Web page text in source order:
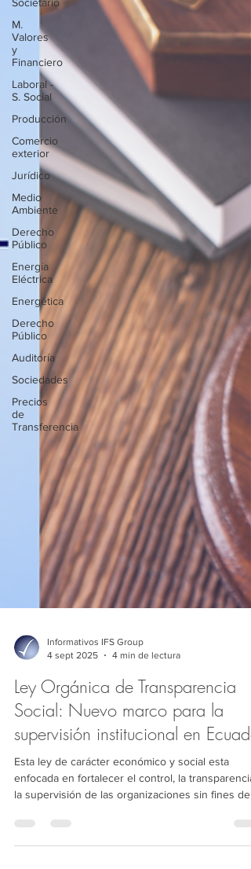
M.
Valores
y
Financiero
Laboral -
S. Social
Producción
Comercio
exterior
Jurídico
Medio
Ambiente
Derecho
Público
Energía
Eléctrica
Energética
Derecho
Público
Auditoría
Sociedades
Precios
de
Transferencia
Informativos IFS Group
Ley Orgánica de Transparencia
Social: Nuevo marco para la
supervisión institucional en
Esta ley de carácter económico y social esta
enfocada en fortalecer el control, la transparencia
corporaciones y entidades comunitarias en el